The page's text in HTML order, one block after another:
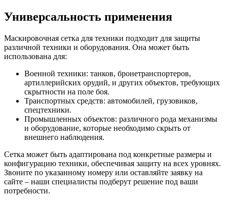
Универсальность применения
Маскировочная сетка для техники подходит для защиты
различной техники и оборудования. Она может быть
использована для:
Военной техники: танков, бронетранспортеров,
артиллерийских орудий, и других объектов, требующих
скрытности на поле боя.
Транспортных средств: автомобилей, грузовиков,
спецтехники.
Промышленных объектов: различного рода механизмы
и оборудование, которые необходимо скрыть от
внешнего наблюдения.
Сетка может быть адаптирована под конкретные размеры и
конфигурацию техники, обеспечивая защиту на всех уровнях.
Звоните по указанному номеру или оставляйте заявку на
сайте – наши специалисты подберут решение под ваши
потребности.